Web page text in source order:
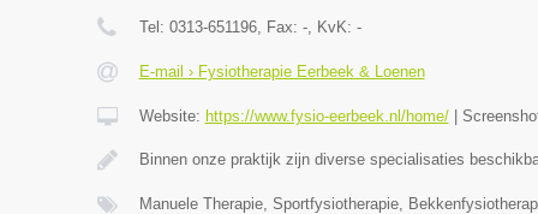
Tel: 0313-651196, Fax: -, KvK: -
E-mail › Fysiotherapie Eerbeek & Loenen
Website: https://www.fysio-eerbeek.nl/home/|
Binnen onze praktijk zijn diverse specialisaties
Manuele Therapie, Sportfysiotherapie,